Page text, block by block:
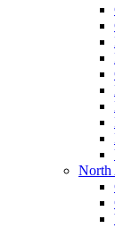
North